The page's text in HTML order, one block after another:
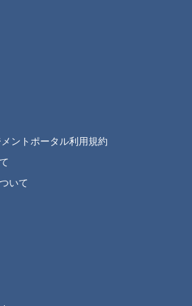
ントポータル利用規約
いて